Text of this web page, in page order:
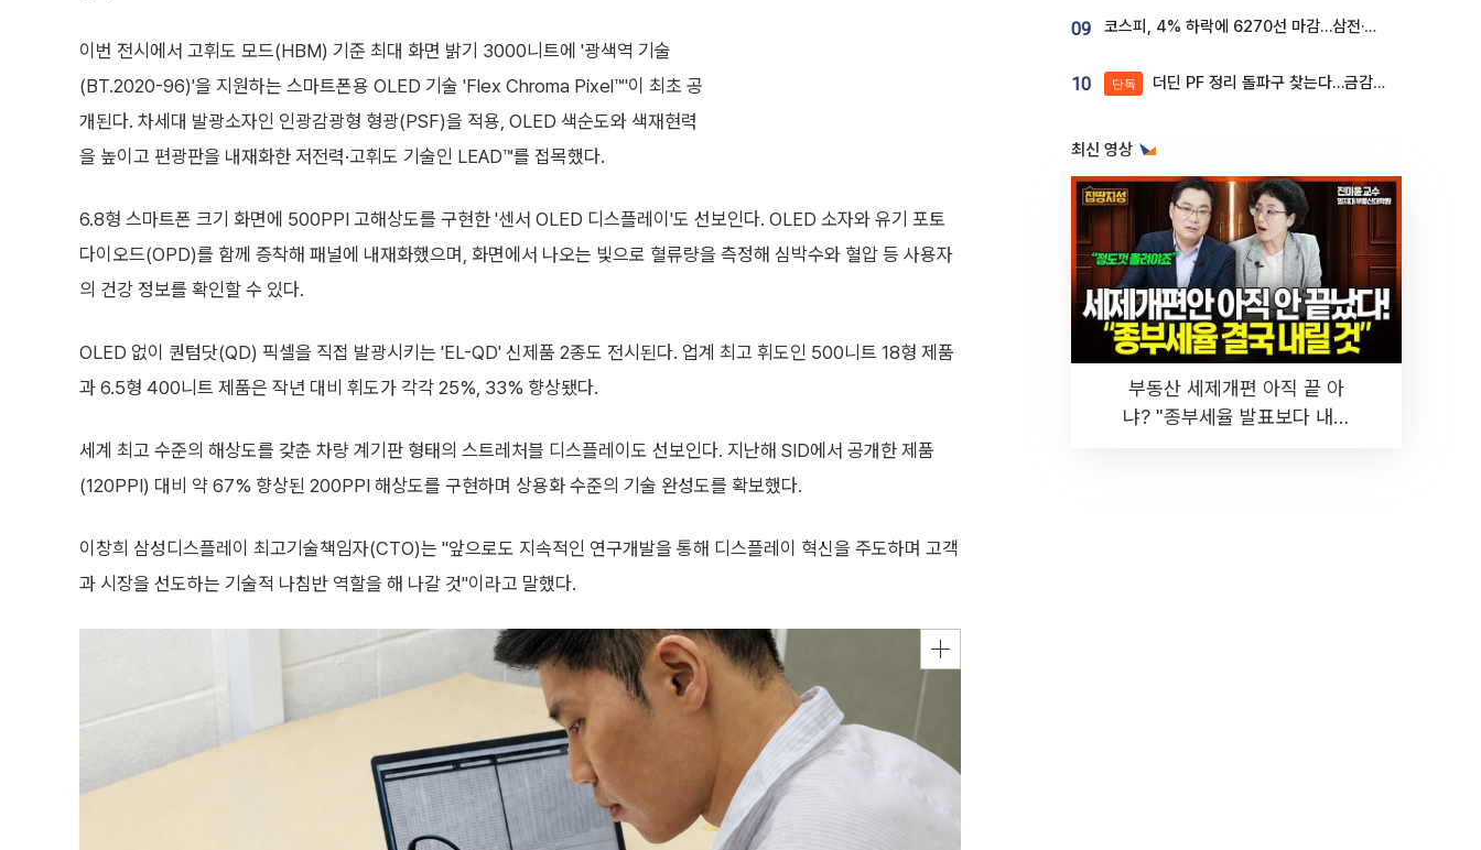
이번 전시에서 고휘도 모드(HBM) 기준 최대 화면 밝기 3000니트에 '광색역 기술
(BT.2020-96)'을 지원하는 스마트폰용 OLED 기술 'Flex Chroma Pixel™'이 최초 공
개된다. 차세대 발광소자인 인광감광형 형광(PSF)을 적용, OLED 색순도와 색재현력
을 높이고 편광판을 내재화한 저전력·고휘도 기술인 LEAD™를 접목했다.
6.8형 스마트폰 크기 화면에 500PPI 고해상도를 구현한 '센서 OLED 디스플레이'도 선보인다. OLED 소자와 유기 포토
다이오드(OPD)를 함께 증착해 패널에 내재화했으며, 화면에서 나오는 빛으로 혈류량을 측정해 심박수와 혈압 등 사용자
의 건강 정보를 확인할 수 있다.
OLED 없이 퀀텀닷(QD) 픽셀을 직접 발광시키는 'EL-QD' 신제품 2종도 전시된다. 업계 최고 휘도인 500니트 18형 제품
과 6.5형 400니트 제품은 작년 대비 휘도가 각각 25%, 33% 향상됐다.
세계 최고 수준의 해상도를 갖춘 차량 계기판 형태의 스트레처블 디스플레이도 선보인다. 지난해 SID에서 공개한 제품
(120PPI) 대비 약 67% 향상된 200PPI 해상도를 구현하며 상용화 수준의 기술 완성도를 확보했다.
이창희 삼성디스플레이 최고기술책임자(CTO)는 "앞으로도 지속적인 연구개발을 통해 디스플레이 혁신을 주도하며 고객
과 시장을 선도하는 기술적 나침반 역할을 해 나갈 것"이라고 말했다.
09 코스피, 4% 하락에 6270선 마감…삼전·SK하닉 '와르르' 각각 6%·10%대 급락
10 단독 더딘 PF 정리 돌파구 찾는다…금감원, 1년 반 만에 매각설명회 재개
최신 영상
부동산 세제개편 아직 끝 아
냐? "종부세율 발표보다 내릴